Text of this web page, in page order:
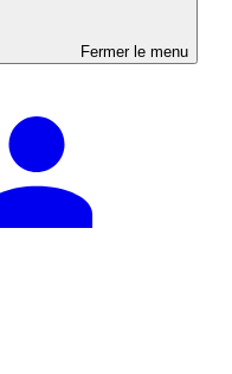
Fermer le menu